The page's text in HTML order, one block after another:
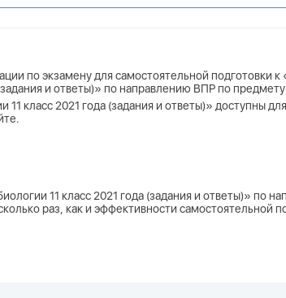
по экзамену для самостоятельной подготовки к
и ответы)» по направлению ВПР по
класс 2021 года (задания и ответы)» доступны для
11 класс 2021 года (задания и ответы)» по
раз, как и эффективности самостоятельной